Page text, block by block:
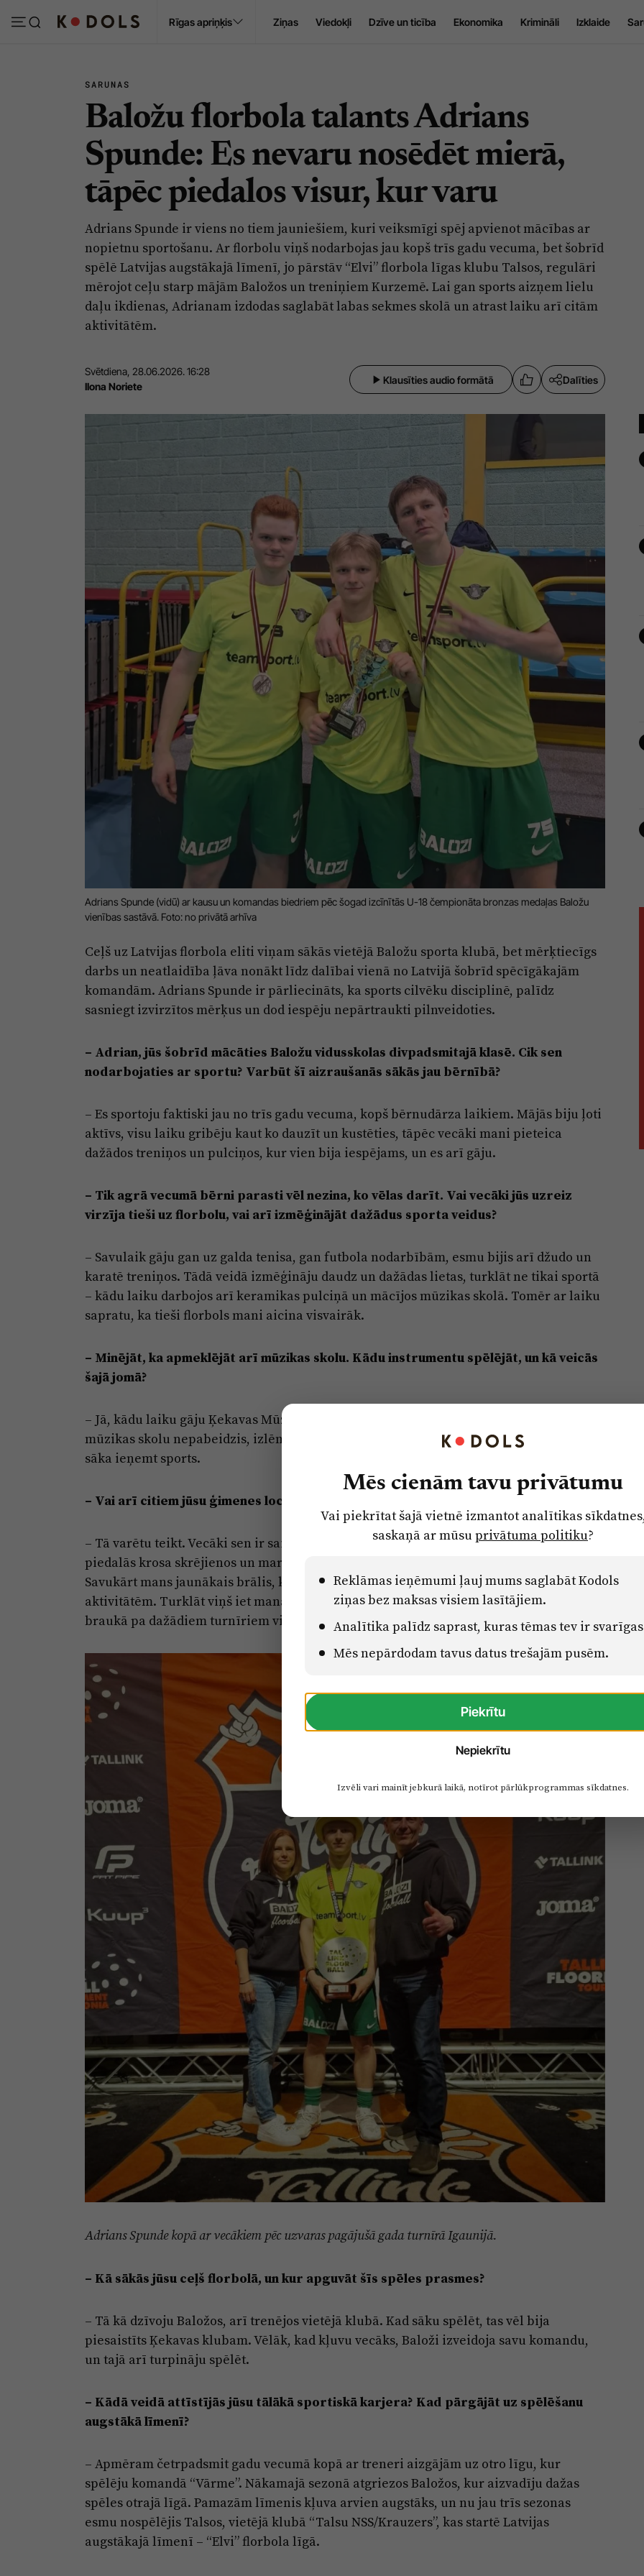
Rīgas apriņķis Ziņas Viedokļi Dzīve un ticība Ekonomika Krimināli Izklaide
SARUNAS
Baložu florbola talants Adrians
Spunde: Es nevaru nosēdēt mierā,
tāpēc piedalos visur, kur varu
Adrians Spunde ir viens no tiem jauniešiem, kuri veiksmīgi spēj apvienot mācības ar
nopietnu sportošanu. Ar florbolu viņš nodarbojas jau kopš trīs gadu vecuma, bet šobrīd
spēlē Latvijas augstākajā līmenī, jo pārstāv “Elvi” florbola līgas klubu Talsos, regulāri
mērojot ceļu starp mājām Baložos un treniņiem Kurzemē. Lai gan sports aizņem lielu
daļu ikdienas, Adrianam izdodas saglabāt labas sekmes skolā un atrast laiku arī citām
aktivitātēm.
Svētdiena, 28.06.2026. 16:28
Ilona Noriete
Klausīties audio formātā Dalīties
Adrians Spunde (vidū) ar kausu un komandas biedriem pēc šogad izcīnītās U-18 čempionāta bronzas medaļas Baložu
vienības sastāvā. Foto: no privātā arhīva
Ceļš uz Latvijas florbola eliti viņam sākās vietējā Baložu sporta klubā, bet mērķtiecīgs
darbs un neatlaidība ļāva nonākt līdz dalībai vienā no Latvijā šobrīd spēcīgākajām
komandām. Adrians Spunde ir pārliecināts, ka sports cilvēku disciplinē, palīdz
sasniegt izvirzītos mērķus un dod iespēju nepārtraukti pilnveidoties.
– Adrian, jūs šobrīd mācāties Baložu vidusskolas divpadsmitajā klasē. Cik sen
nodarbojaties ar sportu? Varbūt šī aizraušanās sākās jau bērnībā?
– Es sportoju faktiski jau no trīs gadu vecuma, kopš bērnudārza laikiem. Mājās biju ļoti
aktīvs, visu laiku gribēju kaut ko dauzīt un kustēties, tāpēc vecāki mani pieteica
dažādos treniņos un pulciņos, kur vien bija iespējams, un es arī gāju.
– Tik agrā vecumā bērni parasti vēl nezina, ko vēlas darīt. Vai vecāki jūs uzreiz
virzīja tieši uz florbolu, vai arī izmēģinājāt dažādus sporta veidus?
– Savulaik gāju gan uz galda tenisa, gan futbola nodarbībām, esmu bijis arī džudo un
karatē treniņos. Tādā veidā izmēģināju daudz un dažādas lietas, turklāt ne tikai sportā
– kādu laiku darbojos arī keramikas pulciņā un mācījos mūzikas skolā. Tomēr ar laiku
sapratu, ka tieši florbols mani aicina visvairāk.
– Minējāt, ka apmeklējāt arī mūzikas skolu. Kādu instrumentu spēlējāt, un kā veicās
šajā jomā?
– Jā, kādu laiku gāju Ķekavas Mūzikas skolā Baložos, kur spēlēju klavieres. Taču,
mūzikas skolu nepabeidzis, izlēmu no tās aiziet, jo arvien lielāku vietu manā ikdienā
sāka ieņemt sports.
– Vai arī citiem jūsu ģimenes locekļiem cieņā ir aktīvs dzīvesveids?
– Tā varētu teikt. Vecāki sen ir saistīti ar sportu. Mammai ļoti patīk skriet – viņa
piedalās krosa skrējienos un maratonos. Tētis jaunībā nodarbojās ar vieglatlētiku.
Savukārt mans jaunākais brālis, kuram ir divpadsmit gadi, arī allaž izceļas ar
aktivitātēm. Turklāt viņš iet manās pēdās, jo spēlē florbolu un kopā ar Baložu komandu
braukā pa dažādiem turnīriem visā pasaulē.
Adrians Spunde kopā ar vecākiem pēc uzvaras pagājušā gada turnīrā Igaunijā.
– Kā sākās jūsu ceļš florbolā, un kur apguvāt šīs spēles prasmes?
– Tā kā dzīvoju Baložos, arī trenējos vietējā klubā. Kad sāku spēlēt, tas vēl bija
piesaistīts Ķekavas klubam. Vēlāk, kad kļuvu vecāks, Baloži izveidoja savu komandu,
un tajā arī turpināju spēlēt.
– Kādā veidā attīstījās jūsu tālākā sportiskā karjera? Kad pārgājāt uz spēlēšanu
augstākā līmenī?
– Apmēram četrpadsmit gadu vecumā kopā ar treneri aizgājām uz otro līgu, kur
spēlēju komandā “Vārme”. Nākamajā sezonā atgriezos Baložos, kur aizvadīju dažas
spēles otrajā līgā. Pamazām līmenis kļuva arvien augstāks, un nu jau trīs sezonas
esmu nospēlējis Talsos, vietējā klubā “Talsu NSS/Krauzers”, kas startē Latvijas
augstākajā līmenī – “Elvi” florbola līgā.
Mēs cienām tavu privātumu
Vai piekrītat šajā vietnē izmantot analītikas
saskaņā ar mūsu privātuma politiku?
Reklāmas ieņēmumi ļauj mums saglabāt Kodols
ziņas bez maksas visiem lasītājiem.
Analītika palīdz saprast, kuras tēmas tev ir
Mēs nepārdodam tavus datus trešajām pusēm.
Piekrītu
Nepiekrītu
Izvēli vari mainīt jebkurā laikā, notīrot pārlūkprogrammas sīkdatnes.